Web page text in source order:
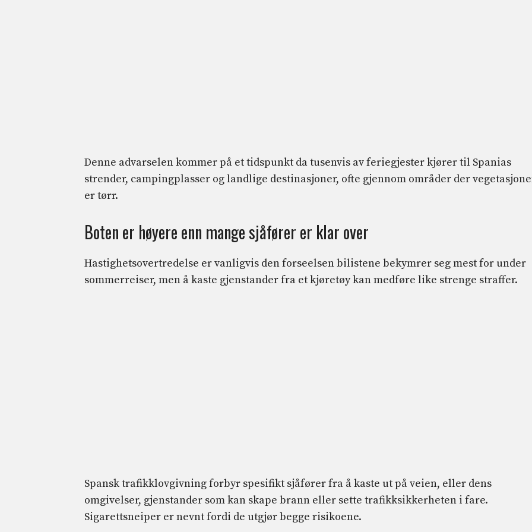
Denne advarselen kommer på et tidspunkt da tusenvis av feriegjester kjører til Spanias
strender, campingplasser og landlige destinasjoner, ofte gjennom områder der
er tørr.
Boten er høyere enn mange sjåfører er klar over
Hastighetsovertredelse er vanligvis den forseelsen bilistene bekymrer seg mest for under
sommerreiser, men å kaste gjenstander fra et kjøretøy kan medføre like strenge straffer.
Spansk trafikklovgivning forbyr spesifikt sjåfører fra å kaste ut på veien, eller dens
omgivelser, gjenstander som kan skape brann eller sette trafikksikkerheten i fare.
Sigarettsneiper er nevnt fordi de utgjør begge risikoene.